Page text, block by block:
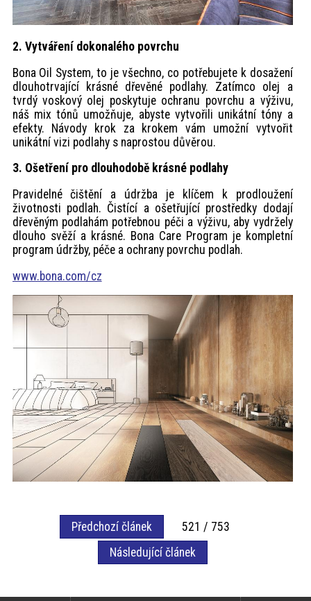
2. Vytváření dokonalého povrchu
Bona Oil System, to je všechno, co potřebujete k dosažení
dlouhotrvající krásné dřevěné podlahy. Zatímco olej a
tvrdý voskový olej poskytuje ochranu povrchu a výživu,
náš mix tónů umožňuje, abyste vytvořili unikátní tóny a
efekty. Návody krok za krokem vám umožní vytvořit
unikátní vizi podlahy s naprostou důvěrou.
3. Ošetření pro dlouhodobě krásné podlahy
Pravidelné čištění a údržba je klíčem k prodloužení
životnosti podlah. Čistící a ošetřující prostředky dodají
dřevěným podlahám potřebnou péči a výživu, aby vydržely
dlouho svěží a krásné. Bona Care Program je kompletní
program údržby, péče a ochrany povrchu podlah.
www.bona.com/cz
Předchozí článek
521 / 753
Následující článek